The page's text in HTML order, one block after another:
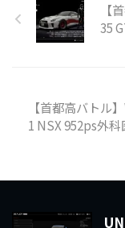
【
35
【首都高バトル
1 NSX 952ps外